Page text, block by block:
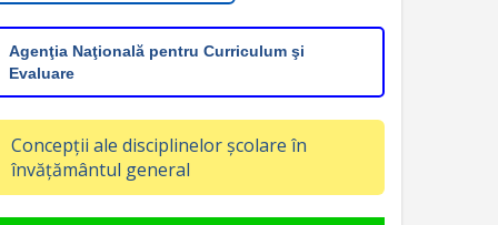
Agenţia Naţională pentru Curriculum şi
Evaluare
Concepții ale disciplinelor școlare în
învățământul general